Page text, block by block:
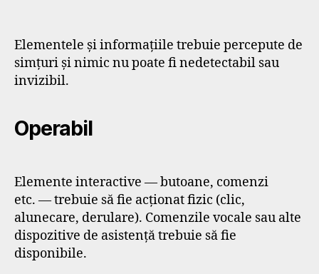
Elementele și informațiile trebuie percepute de
simțuri și nimic nu poate fi nedetectabil sau
invizibil.
Operabil
Elemente interactive — butoane, comenzi
etc. — trebuie să fie acționat fizic (clic,
alunecare, derulare). Comenzile vocale sau alte
dispozitive de asistență trebuie să fie
disponibile.